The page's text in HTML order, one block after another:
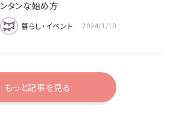
ンタンな始め方
暮らし・イベント 2024/1/10
もっと記事を見る